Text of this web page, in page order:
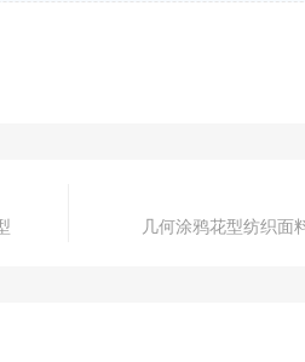
几何涂鸦花型纺织面